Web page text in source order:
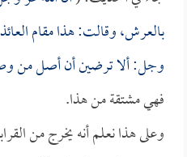
بالعرش، وقالت: هذا مقام
وجل: ألا ترضين أن أصل من
فهي مشتقة من هذا.
وعلى هذا نعلم أنه يخرج من